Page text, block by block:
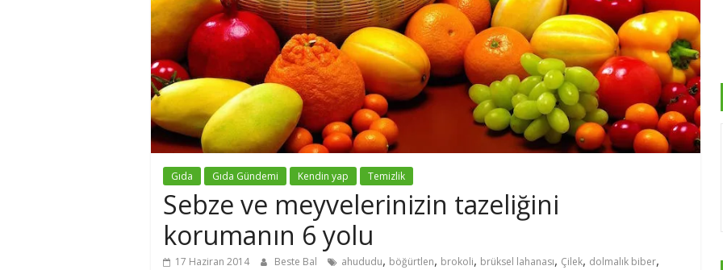
Gıda Gıda Gündemi Kendin yap Temizlik
Sebze ve meyvelerinizin tazeliğini
korumanın 6 yolu
17 Haziran 2014 Beste Bal ahududu, böğürtlen, brokoli, brüksel lahanası, Çilek, dolmalık biber,